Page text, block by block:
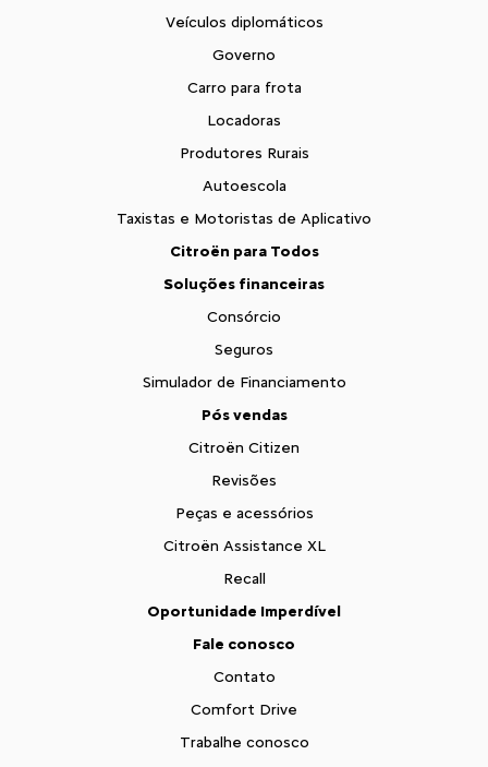
Veículos diplomáticos
Governo
Carro para frota
Locadoras
Produtores Rurais
Autoescola
Taxistas e Motoristas de Aplicativo
Citroën para Todos
Soluções financeiras
Consórcio
Seguros
Simulador de Financiamento
Pós vendas
Citroën Citizen
Revisões
Peças e acessórios
Citroën Assistance XL
Recall
Oportunidade Imperdível
Fale conosco
Contato
Comfort Drive
Trabalhe conosco